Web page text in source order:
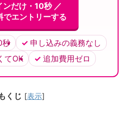
ンだけ・10秒 ／
でエントリーする
秒
申し込みの義務なし
てOK
追加費用ゼロ
もくじ [表示]